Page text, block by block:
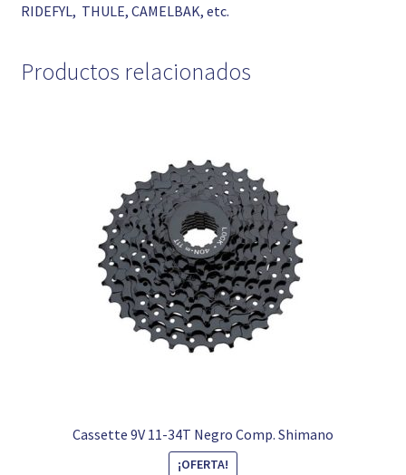
RIDEFYL, THULE, CAMELBAK, etc.
Productos relacionados
Cassette 9V 11-34T Negro Comp. Shimano
¡OFERTA!